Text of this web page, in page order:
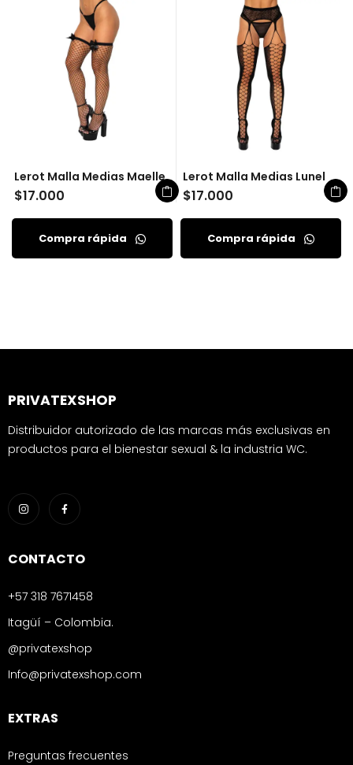
Lerot Malla Medias Maelle
$17.000
Compra rápida
Lerot Malla Medias Lunel
$17.000
Compra rápida
PRIVATEXSHOP
Distribuidor autorizado de las marcas más exclusivas en
productos para el bienestar sexual & la industria WC.
CONTACTO
+57 318 7671458
Itagüí – Colombia.
@privatexshop
Info@privatexshop.com
EXTRAS
Preguntas frecuentes